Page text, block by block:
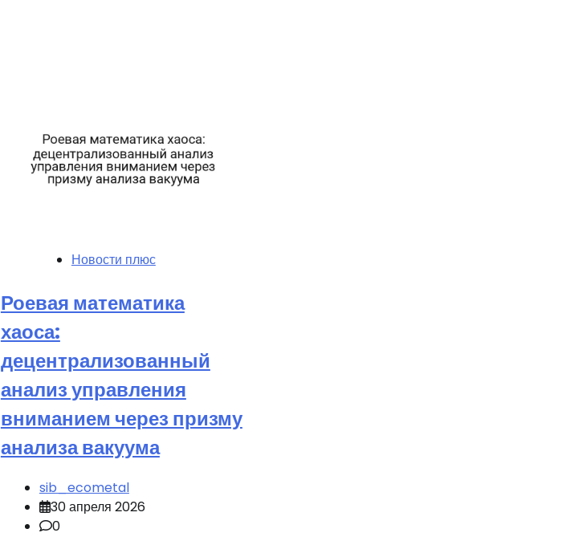
Новости плюс
Роевая математика
хаоса:
децентрализованный
анализ управления
вниманием через призму
анализа вакуума
sib_ecometal
30 апреля 2026
0